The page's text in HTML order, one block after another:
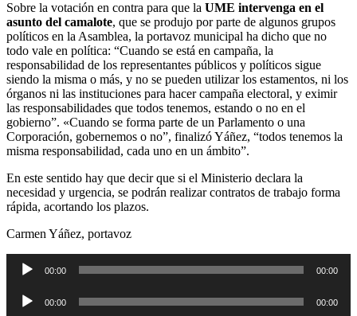
Sobre la votación en contra para que la UME intervenga en el
asunto del camalote, que se produjo por parte de algunos grupos
políticos en la Asamblea, la portavoz municipal ha dicho que no
todo vale en política: “Cuando se está en campaña, la
responsabilidad de los representantes públicos y políticos sigue
siendo la misma o más, y no se pueden utilizar los estamentos, ni los
órganos ni las instituciones para hacer campaña electoral, y eximir
las responsabilidades que todos tenemos, estando o no en el
gobierno”. «Cuando se forma parte de un Parlamento o una
Corporación, gobernemos o no”, finalizó Yáñez, “todos tenemos la
misma responsabilidad, cada uno en un ámbito”.
En este sentido hay que decir que si el Ministerio declara la
necesidad y urgencia, se podrán realizar contratos de trabajo forma
rápida, acortando los plazos.
Carmen Yáñez, portavoz
Reproductor
00:00 00:00
Reproductor
00:00 00:00